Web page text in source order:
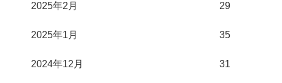
2025年2月 29
2025年1月 35
2024年12月 31